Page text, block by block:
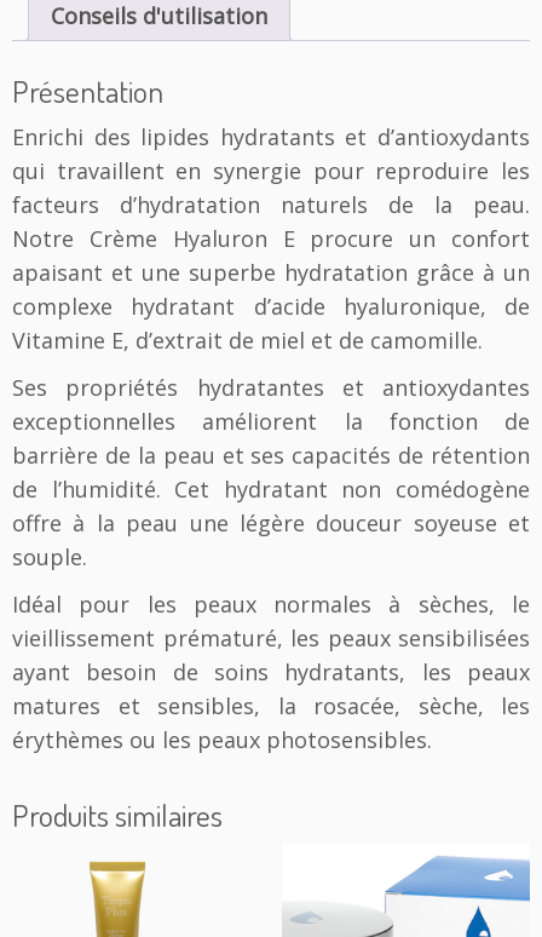
r
d
r
m
|
C
r
è
m
e
y
a
u
r
o
E
Conseils d'utilisation
Présentation
Enrichi des lipides hydratants et d’antioxydants
qui travaillent en synergie pour reproduire les
facteurs d’hydratation naturels de la peau.
Notre Crème Hyaluron E procure un confort
apaisant et une superbe hydratation grâce à un
complexe hydratant d’acide hyaluronique, de
Vitamine E, d’extrait de miel et de camomille.
Ses propriétés hydratantes et antioxydantes
exceptionnelles améliorent la fonction de
barrière de la peau et ses capacités de rétention
de l’humidité. Cet hydratant non comédogène
offre à la peau une légère douceur soyeuse et
souple.
Idéal pour les peaux normales à sèches, le
vieillissement prématuré, les peaux sensibilisées
ayant besoin de soins hydratants, les peaux
matures et sensibles, la rosacée, sèche, les
érythèmes ou les peaux photosensibles.
Produits similaires